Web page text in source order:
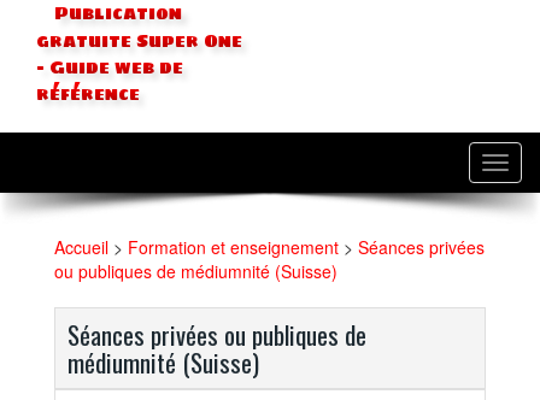
Publication
gratuite Super One
- Guide web de
référence
Accueil > Formation et enseignement > Séances privées
ou publiques de médiumnité (Suisse)
Séances privées ou publiques de
médiumnité (Suisse)